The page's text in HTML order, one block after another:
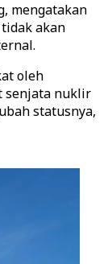
mengatakan
akan
oleh
senjata nuklir
statusnya,